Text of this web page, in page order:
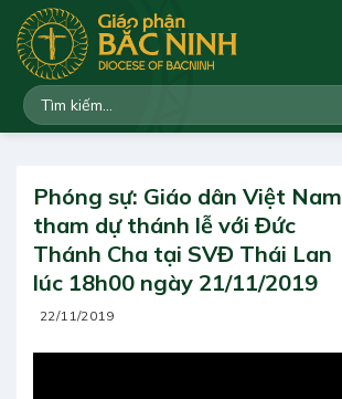
qua
dung
Phóng sự: Giáo dân Việt Nam
tham dự thánh lễ với Đức
Thánh Cha tại SVĐ Thái Lan
lúc 18h00 ngày 21/11/2019
22/11/2019